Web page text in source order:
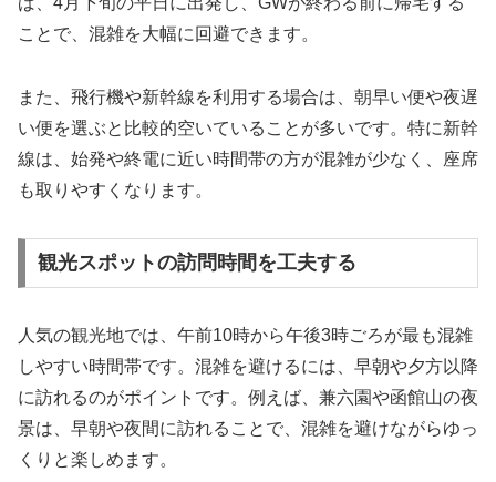
ことで、混雑を大幅に回避できます。
また、飛行機や新幹線を利用する場合は、朝早い便や夜遅
い便を選ぶと比較的空いていることが多いです。特に新幹
線は、始発や終電に近い時間帯の方が混雑が少なく、座席
も取りやすくなります。
観光スポットの訪問時間を工夫する
人気の観光地では、午前10時から午後3時ごろが最も混雑
しやすい時間帯です。混雑を避けるには、早朝や夕方以降
に訪れるのがポイントです。例えば、兼六園や函館山の夜
景は、早朝や夜間に訪れることで、混雑を避けながらゆっ
くりと楽しめます。